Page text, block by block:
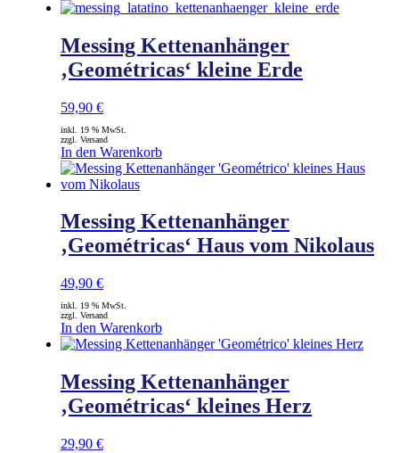
Messing Kettenanhänger
‚Geométricas‘ kleine Erde
59,90 €
inkl. 19 % MwSt.
zzgl. Versand
In den Warenkorb
Messing Kettenanhänger
‚Geométricas‘ Haus vom Nikolaus
49,90 €
inkl. 19 % MwSt.
zzgl. Versand
In den Warenkorb
Messing Kettenanhänger
‚Geométricas‘ kleines Herz
29,90 €